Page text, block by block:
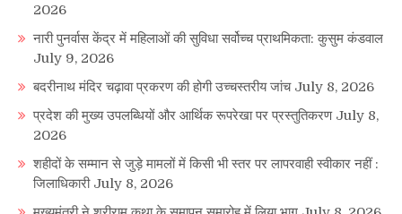
2026
नारी पुनर्वास केंद्र में महिलाओं की सुविधा सर्वोच्च प्राथमिकता: कुसुम कंडवाल
July 9, 2026
बदरीनाथ मंदिर चढ़ावा प्रकरण की होगी उच्चस्तरीय जांच July 8, 2026
प्रदेश की मुख्य उपलब्धियों और आर्थिक रूपरेखा पर प्रस्तुतिकरण July 8,
2026
शहीदों के सम्मान से जुड़े मामलों में किसी भी स्तर पर लापरवाही स्वीकार नहीं :
जिलाधिकारी July 8, 2026